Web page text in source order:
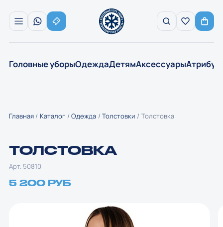
Головные уборыОдеждаДетямАксессуары
Главная Каталог Одежда Толстовки Толстовка
ТОЛСТОВКА
Арт. 50810
5 200 РУБ